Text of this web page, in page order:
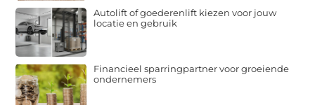
Autolift of goederenlift kiezen voor jouw
locatie en gebruik
Financieel sparringpartner voor groeiende
ondernemers